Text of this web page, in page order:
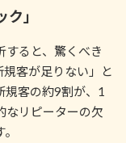
」
すると、驚くべき
客が足りない」と
規客の約9割が、1
なリピーターの欠